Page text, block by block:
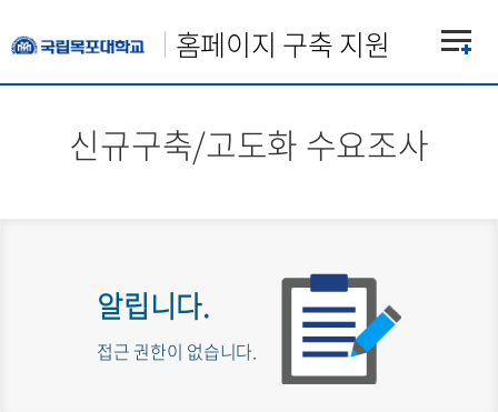
홈페이지 구축 지원
신규구축/고도화 수요조사
알립니다.
접근 권한이 없습니다.